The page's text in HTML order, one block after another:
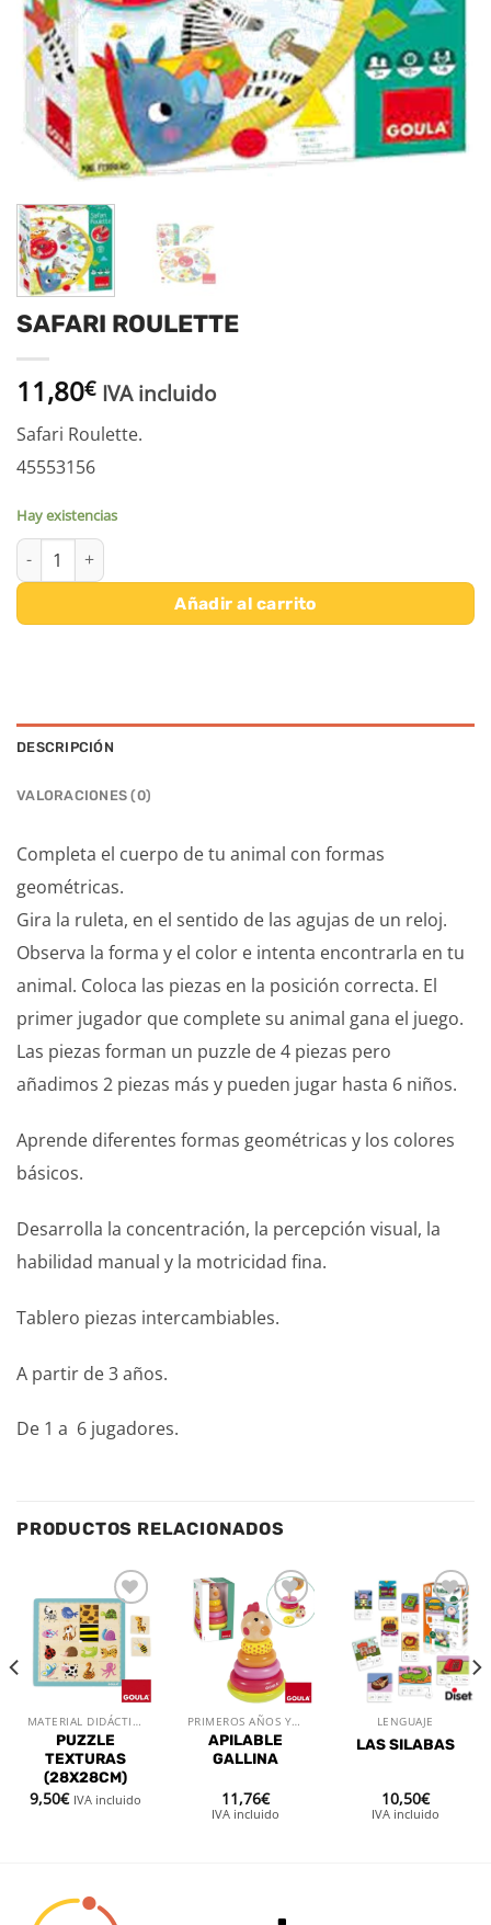
SAFARI ROULETTE
11,80€ IVA incluido
Safari Roulette.
45553156
Hay existencias
SAFARI ROULETTE cantidad
Añadir al carrito
DESCRIPCIÓN
VALORACIONES (0)
Completa el cuerpo de tu animal con formas
geométricas.
Gira la ruleta, en el sentido de las agujas de un reloj.
Observa la forma y el color e intenta encontrarla en tu
animal. Coloca las piezas en la posición correcta. El
primer jugador que complete su animal gana el juego.
Las piezas forman un puzzle de 4 piezas pero
añadimos 2 piezas más y pueden jugar hasta 6 niños.
Aprende diferentes formas geométricas y los colores
básicos.
Desarrolla la concentración, la percepción visual, la
habilidad manual y la motricidad fina.
Tablero piezas intercambiables.
A partir de 3 años.
De 1 a 6 jugadores.
PRODUCTOS RELACIONADOS
Añadir
a la
lista de
deseos
MATERIAL DIDÁCTICO
PUZZLE
TEXTURAS
(28X28CM)
9,50€ IVA incluido
Añadir
a la
lista de
deseos
PRIMEROS AÑOS Y PUERICULTURA
APILABLE
GALLINA
11,76€
IVA incluido
Añadir
a la
lista de
deseos
LENGUAJE
LAS SILABAS
10,50€
IVA incluido